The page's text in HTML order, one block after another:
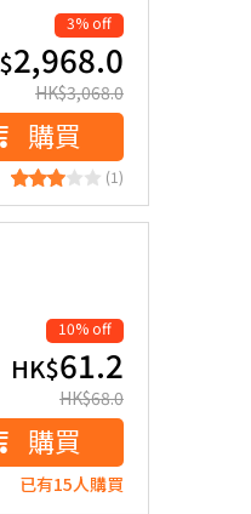
3% off
2,968.0
HK$3,068.0
購買
(1)
10% off
HK$61.2
HK$68.0
購買
已有15人購買